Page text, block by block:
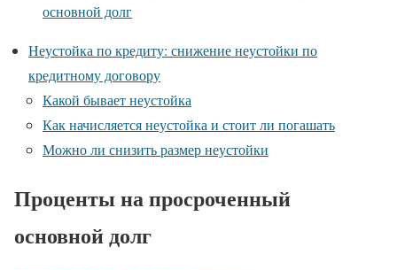
основной долг
Неустойка по кредиту: снижение неустойки по
кредитному договору
Какой бывает неустойка
Как начисляется неустойка и стоит ли погашать
Можно ли снизить размер неустойки
Проценты на просроченный
основной долг